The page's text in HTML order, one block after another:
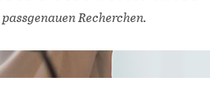
Abschlussarbeiten bei
Recherchen.